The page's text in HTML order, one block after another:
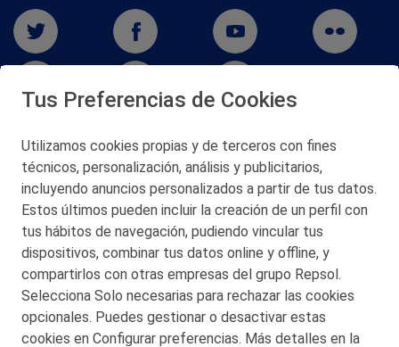
San Martín 5-Edificio Muñatones,
48550 Muskiz (Bizkaia)
Telf. 946 357 000
© 2026 Petronor S.A.
CONTACTO
Tus Preferencias de Cookies
Utilizamos cookies propias y de terceros con fines
técnicos, personalización, análisis y publicitarios,
incluyendo anuncios personalizados a partir de tus datos.
Estos últimos pueden incluir la creación de un perfil con
tus hábitos de navegación, pudiendo vincular tus
dispositivos, combinar tus datos online y offline, y
compartirlos con otras empresas del grupo Repsol.
Selecciona Solo necesarias para rechazar las cookies
opcionales. Puedes gestionar o desactivar estas
cookies en Configurar preferencias. Más detalles en la